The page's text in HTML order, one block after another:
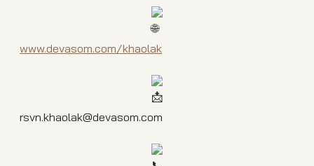
www.devasom.com/khaolak
rsvn.khaolak@devasom.com